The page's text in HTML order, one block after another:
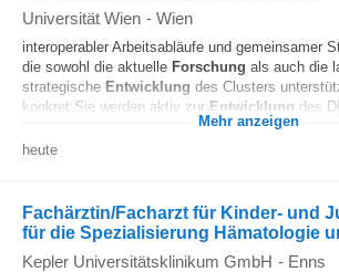
Universität Wien - Wien
interoperabler Arbeitsabläufe und gemeinsamer
die sowohl die aktuelle Forschung als auch die
strategische Entwicklung des Clusters
konkret:Sie werden aktiv zur Entwicklung des
Mehr anzeigen
heute
Fachärztin/Facharzt für Kinder- und
für die Spezialisierung Hämatologie
Kepler Universitätsklinikum GmbH - Enns